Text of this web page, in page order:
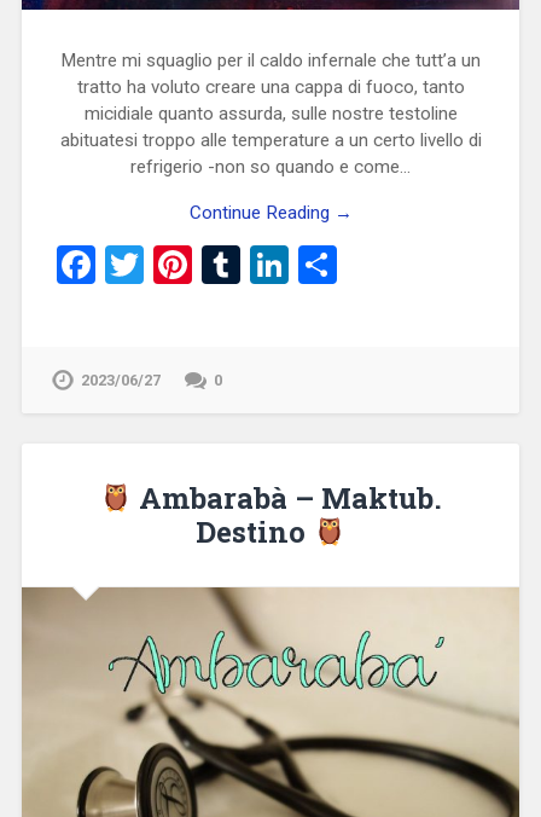
Mentre mi squaglio per il caldo infernale che tutt’a un
tratto ha voluto creare una cappa di fuoco, tanto
micidiale quanto assurda, sulle nostre testoline
abituatesi troppo alle temperature a un certo livello di
refrigerio -non so quando e come…
Continue Reading →
Facebook
TwitterPinterest
TumblrLinkedIn
2023/06/27 0
Ambarabà – Maktub.
Destino